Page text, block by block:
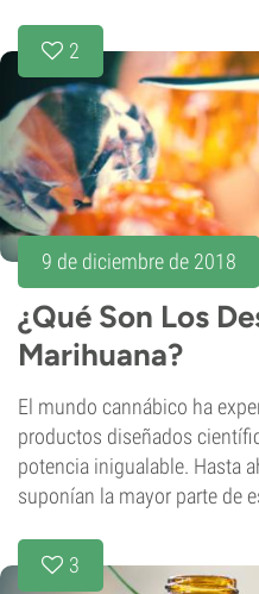
2
9 de diciembre de 2018
¿Qué Son Los
Marihuana?
El mundo cannábico ha
productos diseñados
potencia inigualable. Hasta
suponían la mayor parte de
3